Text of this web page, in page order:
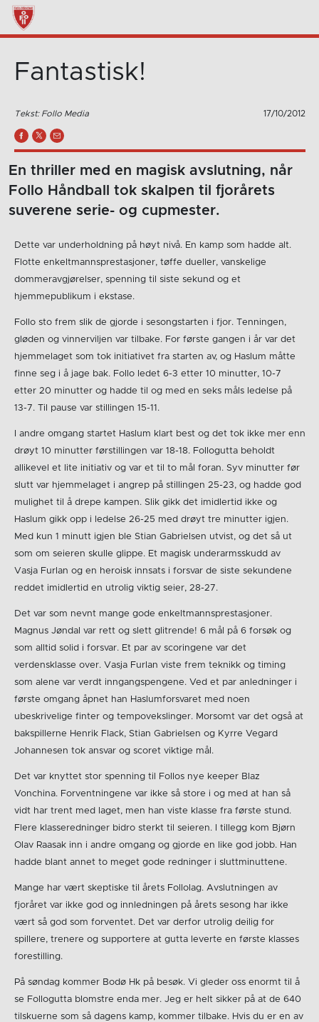
Fantastisk!
Tekst: Follo Media 17/10/2012
En thriller med en magisk avslutning, når
Follo Håndball tok skalpen til fjorårets
suverene serie- og cupmester.
Dette var underholdning på høyt nivå. En kamp som hadde alt.
Flotte enkeltmannsprestasjoner, tøffe dueller, vanskelige
dommeravgjørelser, spenning til siste sekund og et
hjemmepublikum i ekstase.
Follo sto frem slik de gjorde i sesongstarten i fjor. Tenningen,
gløden og vinnerviljen var tilbake. For første gangen i år var det
hjemmelaget som tok initiativet fra starten av, og Haslum måtte
finne seg i å jage bak. Follo ledet 6-3 etter 10 minutter, 10-7
etter 20 minutter og hadde til og med en seks måls ledelse på
13-7. Til pause var stillingen 15-11.
I andre omgang startet Haslum klart best og det tok ikke mer enn
drøyt 10 minutter førstillingen var 18-18. Follogutta beholdt
allikevel et lite initiativ og var et til to mål foran. Syv minutter før
slutt var hjemmelaget i angrep på stillingen 25-23, og hadde god
mulighet til å drepe kampen. Slik gikk det imidlertid ikke og
Haslum gikk opp i ledelse 26-25 med drøyt tre minutter igjen.
Med kun 1 minutt igjen ble Stian Gabrielsen utvist, og det så ut
som om seieren skulle glippe. Et magisk underarmsskudd av
Vasja Furlan og en heroisk innsats i forsvar de siste sekundene
reddet imidlertid en utrolig viktig seier, 28-27.
Det var som nevnt mange gode enkeltmannsprestasjoner.
Magnus Jøndal var rett og slett glitrende! 6 mål på 6 forsøk og
som alltid solid i forsvar. Et par av scoringene var det
verdensklasse over. Vasja Furlan viste frem teknikk og timing
som alene var verdt inngangspengene. Ved et par anledninger i
første omgang åpnet han Haslumforsvaret med noen
ubeskrivelige finter og tempovekslinger. Morsomt var det også at
bakspillerne Henrik Flack, Stian Gabrielsen og Kyrre Vegard
Johannesen tok ansvar og scoret viktige mål.
Det var knyttet stor spenning til Follos nye keeper Blaz
Vonchina. Forventningene var ikke så store i og med at han så
vidt har trent med laget, men han viste klasse fra første stund.
Flere klasseredninger bidro sterkt til seieren. I tillegg kom Bjørn
Olav Raasak inn i andre omgang og gjorde en like god jobb. Han
hadde blant annet to meget gode redninger i sluttminuttene.
Mange har vært skeptiske til årets Follolag. Avslutningen av
fjoråret var ikke god og innledningen på årets sesong har ikke
vært så god som forventet. Det var derfor utrolig deilig for
spillere, trenere og supportere at gutta leverte en første klasses
forestilling.
På søndag kommer Bodø Hk på besøk. Vi gleder oss enormt til å
se Follogutta blomstre enda mer. Jeg er helt sikker på at de 640
tilskuerne som så dagens kamp, kommer tilbake. Hvis du er en av